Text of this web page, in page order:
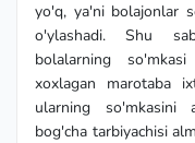
yo'q, ya'ni bolajonlar
o'ylashadi. Shu
bolalarning
xoxlagan marotaba
ularning so'mkasini
bog'cha tarbiyachisi